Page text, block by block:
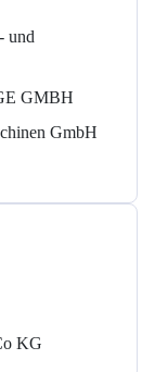
und
GMBH
GmbH
KG